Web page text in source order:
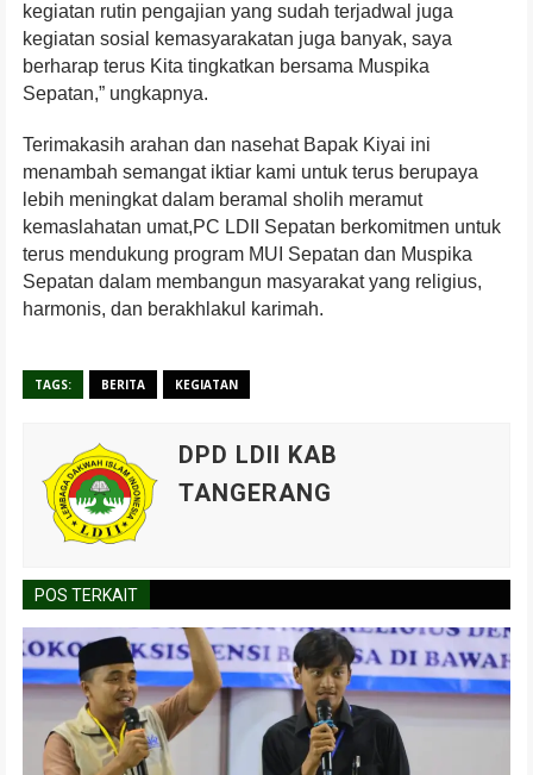
kegiatan rutin pengajian yang sudah terjadwal juga
kegiatan sosial kemasyarakatan juga banyak, saya
berharap terus Kita tingkatkan bersama Muspika
Sepatan,” ungkapnya.
Terimakasih arahan dan nasehat Bapak Kiyai ini
menambah semangat iktiar kami untuk terus berupaya
lebih meningkat dalam beramal sholih meramut
kemaslahatan umat,PC LDII Sepatan berkomitmen untuk
terus mendukung program MUI Sepatan dan Muspika
Sepatan dalam membangun masyarakat yang religius,
harmonis, dan berakhlakul karimah.
TAGS: BERITA KEGIATAN
DPD LDII KAB
TANGERANG
POS TERKAIT